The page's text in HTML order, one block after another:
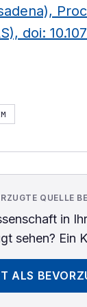
doi:
QUELLE
in
sehen? Ein
ALS